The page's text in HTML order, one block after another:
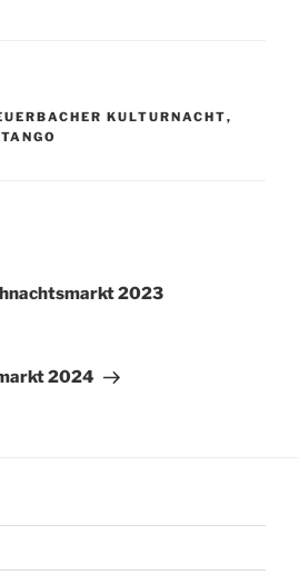
KULTURNACHT,
TANGO
2023
2024